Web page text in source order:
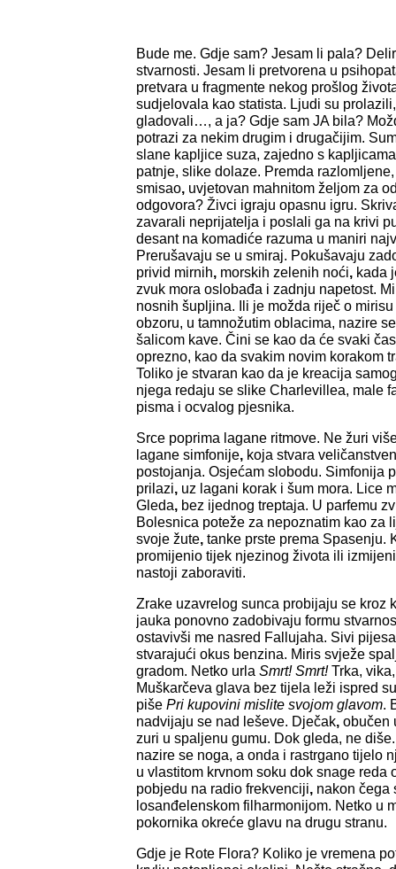
Bude me. Gdje sam? Jesam li pala?
stvarnosti. Jesam li pretvorena u
pretvara u fragmente nekog prošlog
sudjelovala kao statista. Ljudi su
gladovali…, a ja? Gdje sam JA bila?
potrazi za nekim drugim i drugačijim.
slane kapljice suza, zajedno s
patnje, slike dolaze. Premda
smisao, uvjetovan mahnitom željom za
odgovora? Živci igraju opasnu igru.
zavarali neprijatelja i poslali ga na krivi
desant na komadiće razuma u maniri
Prerušavaju se u smiraj. Pokušavaju
privid mirnih, morskih zelenih noći, kada
zvuk mora oslobađa i zadnju napetost.
nosnih šupljina. Ili je možda riječ o
obzoru, u tamnožutim oblacima, nazire
šalicom kave. Čini se kao da će svaki
oprezno, kao da svakim novim korakom
Toliko je stvaran kao da je kreacija
njega redaju se slike Charlevillea, male
pisma i ocvalog pjesnika.
Srce poprima lagane ritmove. Ne žuri
lagane simfonije, koja stvara
postojanja. Osjećam slobodu. Simfonija
prilazi, uz lagani korak i šum mora. Lice
Gleda, bez ijednog treptaja. U parfemu
Bolesnica poteže za nepoznatim kao za
svoje žute, tanke prste prema Spasenju.
promijenio tijek njezinog života ili
nastoji zaboraviti.
Zrake uzavrelog sunca probijaju se kroz
jauka ponovno zadobivaju formu
ostavivši me nasred Fallujaha. Sivi
stvarajući okus benzina. Miris svježe
gradom. Netko urla Smrt! Smrt!Trka,
Muškarčeva glava bez tijela leži ispred
piše Pri kupovini mislite svojom glavom.
nadvijaju se nad leševe. Dječak, obučen
zuri u spaljenu gumu. Dok gleda, ne
nazire se noga, a onda i rastrgano tijelo
u vlastitom krvnom soku dok snage reda
pobjedu na radio frekvenciji, nakon
losanđelenskom filharmonijom. Netko u
pokornika okreće glavu na drugu stranu.
Gdje je Rote Flora? Koliko je vremena